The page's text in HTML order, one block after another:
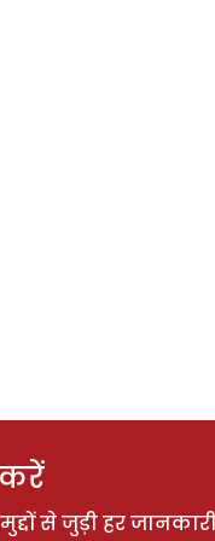
करें
से जुड़ी हर